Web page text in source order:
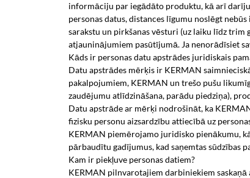
informāciju par iegādāto produktu, kā arī
personas datus, distances līgumu noslēgt
sarakstu un pirkšanas vēsturi (uz laiku līdz
atjauninājumiem pasūtījumā. Ja nenorādīsiet
Kāds ir personas datu apstrādes juridiskais
Datu apstrādes mērķis ir KERMAN
pakalpojumiem, KERMAN un trešo pušu
zaudējumu atlīdzināšana, parādu piedziņa),
Datu apstrāde ar mērķi nodrošināt, ka
fizisku personu aizsardzību attiecībā uz
KERMAN piemērojamo juridisko pienākumu,
pārbaudītu gadījumus, kad saņemtas
Kam ir piekļuve personas datiem?
KERMAN pilnvarotajiem darbiniekiem